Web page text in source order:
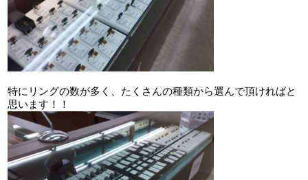
特にリングの数が多く、たくさんの種類から選んで頂ければと
思います！！